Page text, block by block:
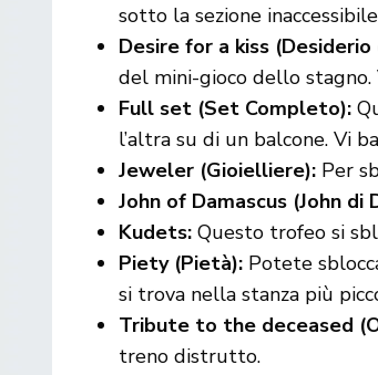
sotto la sezione
Desire for a kiss (Desiderio
del mini-gioco dello stagno.
Full set (Set Completo):
l’altra su di un balcone. Vi
Jeweler (Gioielliere): Per
John of Damascus (John di
Kudets: Questo trofeo si
Piety (Pietà): Potete
si trova nella stanza più
Tribute to the deceased
treno distrutto.